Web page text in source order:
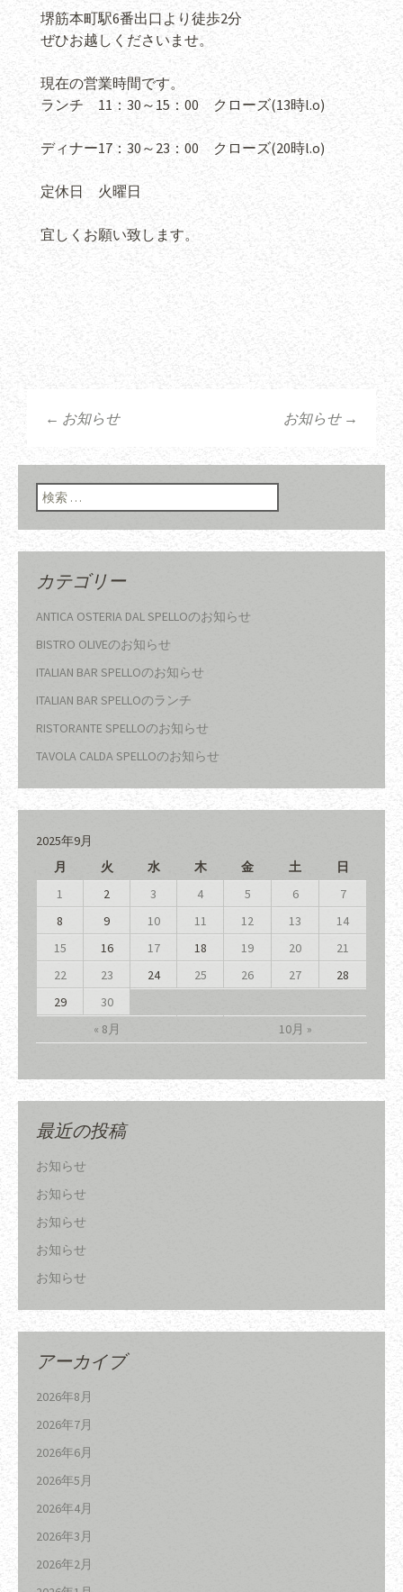
堺筋本町駅6番出口より徒歩2分
ぜひお越しくださいませ。
現在の営業時間です。
ランチ 11：30～15：00 クローズ(13時l.o)
ディナー17：30～23：00 クローズ(20時l.o)
定休日 火曜日
宜しくお願い致します。
投稿ナビゲーショ
ン
← お知らせ お知らせ →
検索:
カテゴリー
ANTICA OSTERIA DAL SPELLOのお知らせ
BISTRO OLIVEのお知らせ
ITALIAN BAR SPELLOのお知らせ
ITALIAN BAR SPELLOのランチ
RISTORANTE SPELLOのお知らせ
TAVOLA CALDA SPELLOのお知らせ
2025年9月
月
火 水 木 金 土 日
« 8月 10月 »
1 2 3 4 5 6
7
8
9 10 11 12 13
14
15
16 17 18 19 20
21
22
23 24 25 26 27
28
29
30
最近の投稿
お知らせ
お知らせ
お知らせ
お知らせ
お知らせ
アーカイブ
2026年8月
2026年7月
2026年6月
2026年5月
2026年4月
2026年3月
2026年2月